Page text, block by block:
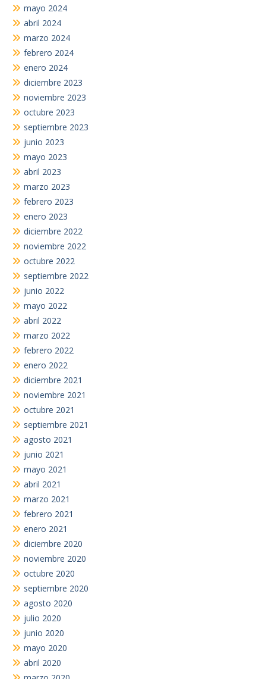
mayo 2024
abril 2024
marzo 2024
febrero 2024
enero 2024
diciembre 2023
noviembre 2023
octubre 2023
septiembre 2023
junio 2023
mayo 2023
abril 2023
marzo 2023
febrero 2023
enero 2023
diciembre 2022
noviembre 2022
octubre 2022
septiembre 2022
junio 2022
mayo 2022
abril 2022
marzo 2022
febrero 2022
enero 2022
diciembre 2021
noviembre 2021
octubre 2021
septiembre 2021
agosto 2021
junio 2021
mayo 2021
abril 2021
marzo 2021
febrero 2021
enero 2021
diciembre 2020
noviembre 2020
octubre 2020
septiembre 2020
agosto 2020
julio 2020
junio 2020
mayo 2020
abril 2020